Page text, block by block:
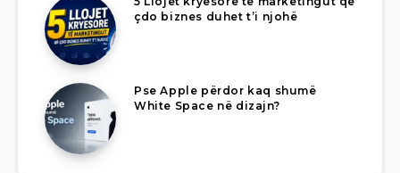
çdo biznes duhet t’i njohë
Pse Apple përdor kaq shumë
White Space në dizajn?